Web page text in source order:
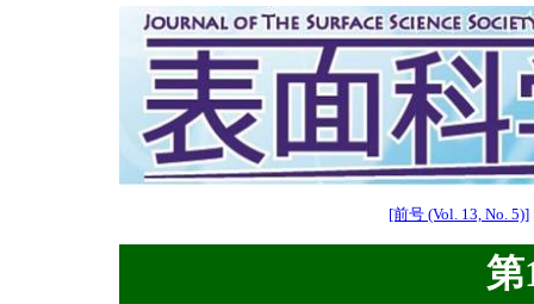
[前号 (Vol. 13, No. 5)]
第